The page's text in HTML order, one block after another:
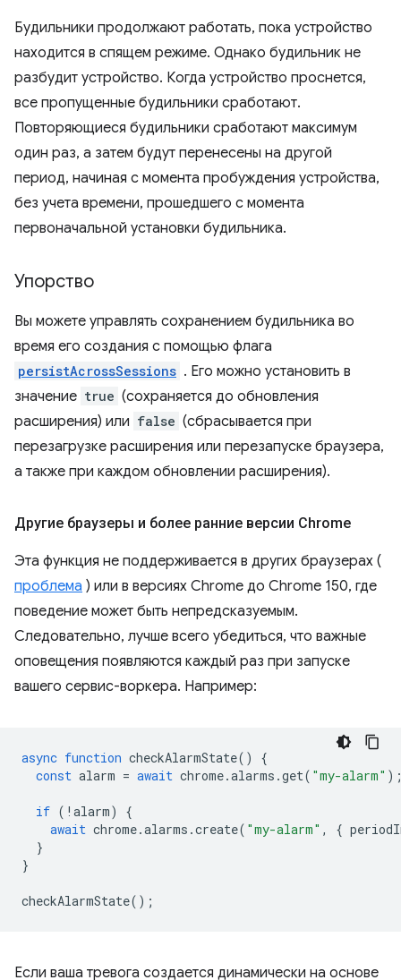
Будильники продолжают работать, пока устройство
находится в спящем режиме. Однако будильник не
разбудит устройство. Когда устройство проснется,
все пропущенные будильники сработают.
Повторяющиеся будильники сработают максимум
один раз, а затем будут перенесены на другой
период, начиная с момента пробуждения устройства,
без учета времени, прошедшего с момента
первоначальной установки будильника.
Упорство
Вы можете управлять сохранением будильника во
время его создания с помощью флага
persistAcrossSessions . Его можно установить в
значение true (сохраняется до обновления
расширения) или false (сбрасывается при
перезагрузке расширения или перезапуске браузера,
а также при каждом обновлении расширения).
Другие браузеры и более ранние версии Chrome
Эта функция не поддерживается в других браузерах (
проблема ) или в версиях Chrome до Chrome 150, где
поведение может быть непредсказуемым.
Следовательно, лучше всего убедиться, что важные
оповещения появляются каждый раз при запуске
вашего сервис-воркера. Например:
async function checkAlarmState()
{
const alarm = await chrome.alarms .get( "my-alarm"
if ( ! alarm)
{
await chrome.alarms .create( "my-alarm" , {
}
}
checkAlarmState();
Если ваша тревога создается динамически на основе